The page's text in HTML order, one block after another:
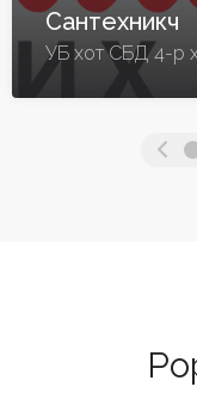
Сантехникч
УБ хот СБД 4-р